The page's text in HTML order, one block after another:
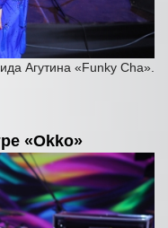
Агутина «Funky Cha».
«Okko»